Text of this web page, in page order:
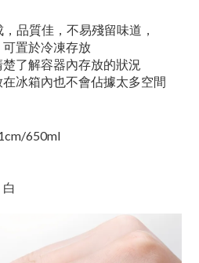
品質佳，不易殘留味道，
可置於冷凍存放
了解容器內存放的狀況
在冰箱內也不會佔據太多空間
650ml